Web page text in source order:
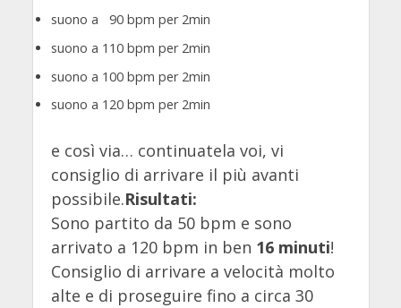
suono a 90 bpm per 2min
suono a 110 bpm per 2min
suono a 100 bpm per 2min
suono a 120 bpm per 2min
e così via… continuatela voi, vi
consiglio di arrivare il più avanti
possibile.Risultati:
Sono partito da 50 bpm e sono
arrivato a 120 bpm in ben 16 minuti!
Consiglio di arrivare a velocità molto
alte e di proseguire fino a circa 30